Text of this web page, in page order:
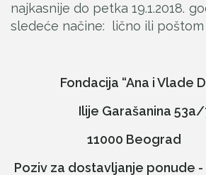
najkasnije do petka 19.1.2018.
sledeće načine: lično ili poštom
Fondacija “Ana i Vlade
Ilije Garašanina 53a/
11000 Beograd
Poziv za dostavljanje ponude